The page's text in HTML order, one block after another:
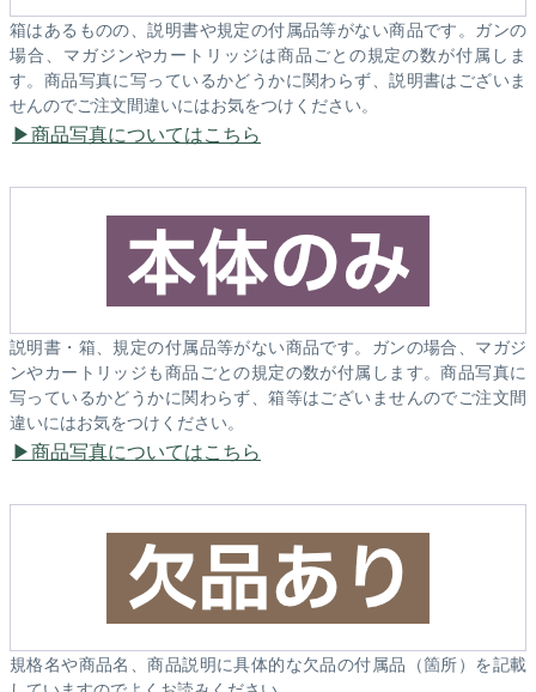
箱はあるものの、説明書や規定の付属品等がない商品です。ガンの
場合、マガジンやカートリッジは商品ごとの規定の数が付属しま
す。商品写真に写っているかどうかに関わらず、説明書はございま
せんのでご注文間違いにはお気をつけください。
商品写真についてはこちら
説明書・箱、規定の付属品等がない商品です。ガンの場合、マガジ
ンやカートリッジも商品ごとの規定の数が付属します。商品写真に
写っているかどうかに関わらず、箱等はございませんのでご注文間
違いにはお気をつけください。
商品写真についてはこちら
規格名や商品名、商品説明に具体的な欠品の付属品（箇所）を記載